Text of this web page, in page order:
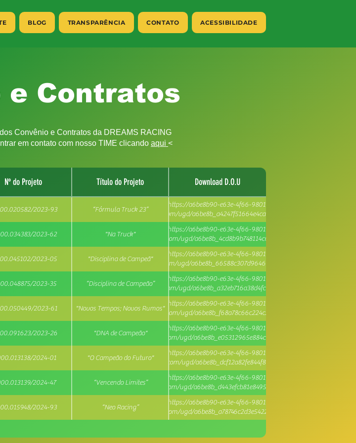
BLOG TRANSPARÊNCIA CONTATO ACESSIBILIDADE
e Contratos
Convênio e Contratos da DREAMS RACING
em contato com nosso TIME clicando aqui <
Nº do Projeto Título do Projeto Download D.O.U
2023-93 “Fórmula Truck 23”
https://a6be8b90-e63e-4f66-9801-
49b956f6f3d1.usrfiles.com/ugd/a6be8b_a4247f51664e4ca0801048433dbd6195.pdf
2023-62 "Na Truck"
https://a6be8b90-e63e-4f66-9801-
49b956f6f3d1.usrfiles.com/ugd/a6be8b_4cd8b9b748114c6dad4f85fbd37914b7.pdf
2023-05 "Disciplina de Campeã"
https://a6be8b90-e63e-4f66-9801-
49b956f6f3d1.usrfiles.com/ugd/a6be8b_66588c307d96460995cfaa16179ac35b.pdf
2023-35 “Disciplina de Campeão”
https://a6be8b90-e63e-4f66-9801-
49b956f6f3d1.usrfiles.com/ugd/a6be8b_a32eb716a38d4fc394048c4a6ba97648.pdf
2023-61 "Novos Tempos; Novos Rumos"
https://a6be8b90-e63e-4f66-9801-
49b956f6f3d1.usrfiles.com/ugd/a6be8b_f68a78c66c224c23bc68ccadf34a3127.pdf
2023-26 "DNA de Campeão"
https://a6be8b90-e63e-4f66-9801-
49b956f6f3d1.usrfiles.com/ugd/a6be8b_e05312965e884c2aaed4127f2187bb82.pdf
2024-01 "O Campeão do Futuro"
https://a6be8b90-e63e-4f66-9801-
49b956f6f3d1.usrfiles.com/ugd/a6be8b_dcf12a82fe844f84bdc8655c69ee818a.pdf
2024-47 “Vencendo Limites”
https://a6be8b90-e63e-4f66-9801-
49b956f6f3d1.usrfiles.com/ugd/a6be8b_d443efcb81e8495e93104725a28aeb3d.pdf
2024-93 “Neo Racing”
https://a6be8b90-e63e-4f66-9801-
49b956f6f3d1.usrfiles.com/ugd/a6be8b_a78746c2d3e54223a90f9138b35f04f4.pdf